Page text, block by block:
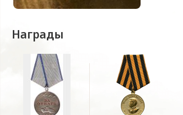
Награды